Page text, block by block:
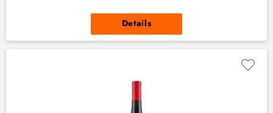
Details